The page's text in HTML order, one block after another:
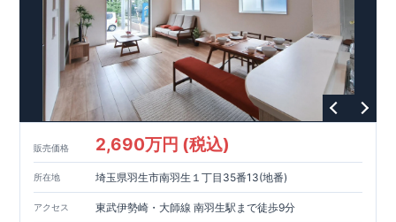
販売価格 2,690万円 (税込)
所在地 埼玉県羽生市南羽生１丁目35番13(地番)
アクセス 東武伊勢崎・大師線 南羽生駅まで徒歩9分